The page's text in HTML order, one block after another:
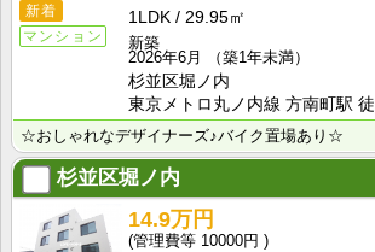
新着
マンション
1LDK
29.95㎡
新築
2026年6月
（築1年未満）
杉並区堀ノ内
東京メトロ丸ノ内線 方南町駅
☆おしゃれなデザイナーズ♪バイク置場あり☆
杉並区堀ノ内
14.9万円
10000円